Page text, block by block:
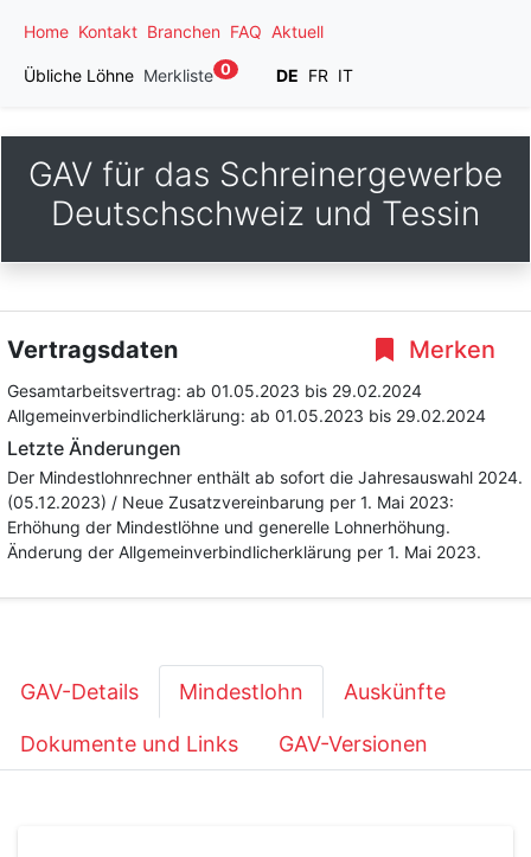
Home Kontakt Branchen FAQ Aktuell
Übliche Löhne Merkliste 0 DE FR IT
GAV für das Schreinergewerbe
Deutschschweiz und Tessin
Merken
Vertragsdaten
Gesamtarbeitsvertrag: ab 01.05.2023 bis 29.02.2024
Allgemeinverbindlicherklärung: ab 01.05.2023 bis 29.02.2024
Letzte Änderungen
Der Mindestlohnrechner enthält ab sofort die Jahresauswahl 2024.
(05.12.2023) / Neue Zusatzvereinbarung per 1. Mai 2023:
Erhöhung der Mindestlöhne und generelle Lohnerhöhung.
Änderung der Allgemeinverbindlicherklärung per 1. Mai 2023.
GAV-Details Mindestlohn Auskünfte
Dokumente und Links GAV-Versionen